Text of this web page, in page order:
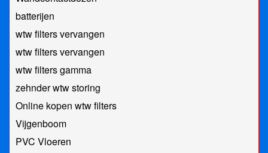
batterijen
wtw filters vervangen
wtw filters vervangen
wtw filters gamma
zehnder wtw storing
Online kopen wtw filters
Vijgenboom
PVC Vloeren